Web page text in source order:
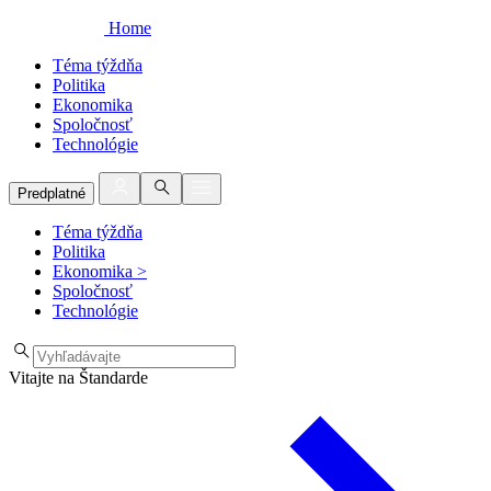
Home
Téma týždňa
Politika
Ekonomika
Spoločnosť
Technológie
Predplatné
Téma týždňa
Politika
Ekonomika >
Spoločnosť
Technológie
Vitajte na Štandarde